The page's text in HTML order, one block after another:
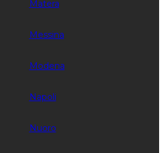
Matera
Messina
Modena
Napoli
Nuoro